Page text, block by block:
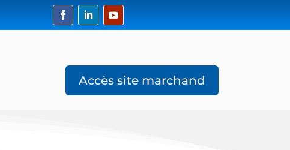
Accès site marchand